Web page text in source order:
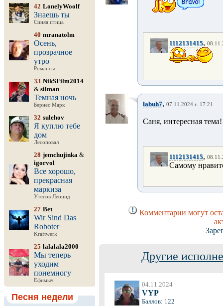
42 LonelyWoolf
Знаешь ты
Синяя птица
40 mranatolm
Осень,
прозрачное
утро
Романсы
33 NikSFilm2014
& silman
Темная ночь
Бернес Марк
32 sulehov
Я куплю тебе
дом
Лесоповал
28 jemchujinka &
igorvol
Все хорошо,
прекрасная
маркиза
Утесов Леонид
27 Bet
Wir Sind Das
Roboter
Kraftwerk
25 lalalala2000
Мы теперь
уходим
понемногу
Ефимыч
Песня недели
1112131415,
labuh7, 07.11.2024 г. 17:21
Саня, интересная тема!
1112131415,
Самому
Комментарии могут
Другие
04.11.2024
VYP
Баллов: 122